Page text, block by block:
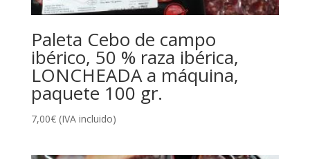
Paleta Cebo de campo
ibérico, 50 % raza ibérica,
LONCHEADA a máquina,
paquete 100 gr.
7,00€ (IVA incluido)